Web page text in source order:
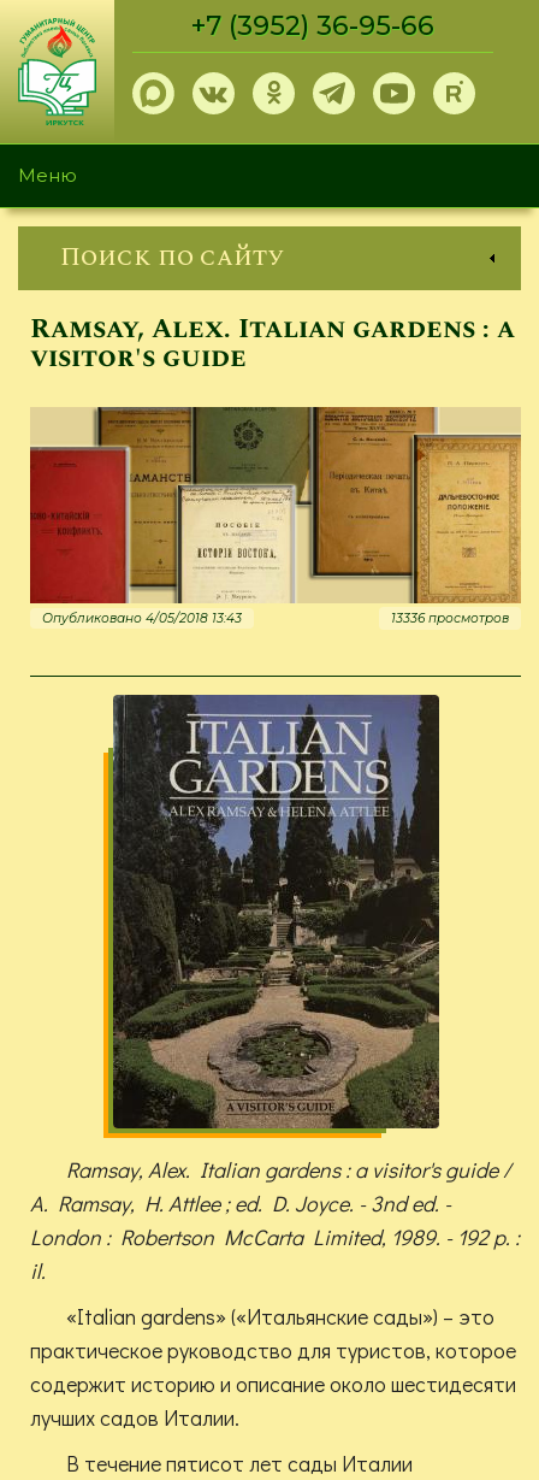
Перейти
основному
содержанию
+7 (3952) 36-95-66
Меню
Поиск по сайту
Ramsay, Alex. Italian gardens : a
visitor's guide
Опубликовано 4/05/2018 13:43 13336 просмотров
Ramsay, Alex. Italian gardens : a visitor's guide /
A. Ramsay, H. Attlee ; ed. D. Joyce. - 3nd ed. -
London : Robertson McCarta Limited, 1989. - 192 p. :
il.
«Italian gardens» («Итальянские сады») – это
практическое руководство для туристов, которое
содержит историю и описание около шестидесяти
лучших садов Италии.
В течение пятисот лет сады Италии